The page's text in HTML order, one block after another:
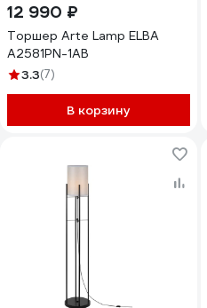
12 990 ₽
Торшер Arte Lamp ELBA
A2581PN-1AB
3.3(7)
В корзину